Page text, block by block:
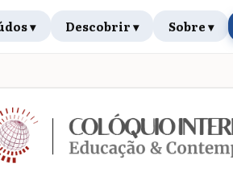
▾ Descobrir ▾ Sobre ▾